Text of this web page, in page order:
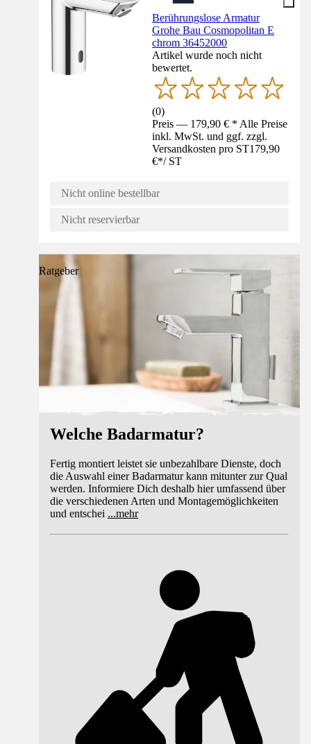
Berührungslose Armatur
Grohe Bau Cosmopolitan E
chrom 36452000
Artikel wurde noch nicht
bewertet.
(0)
Preis — 179,90 € * Alle Preise
inkl. MwSt. und ggf. zzgl.
Versandkosten pro ST179,90
€*/ ST
Nicht online bestellbar
Nicht reservierbar
Ratgeber
Welche Badarmatur?
Fertig montiert leistet sie unbezahlbare Dienste, doch
die Auswahl einer Badarmatur kann mitunter zur Qual
werden. Informiere Dich deshalb hier umfassend über
die verschiedenen Arten und Montagemöglichkeiten
und entschei ...mehr